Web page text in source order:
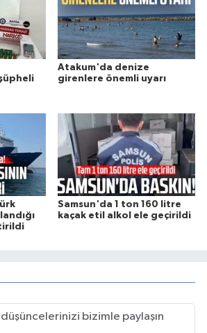
Atakum'da denize
girenlere önemli uyarı
Samsun'da 1 ton 160 litre
kaçak etil alkol ele geçirildi